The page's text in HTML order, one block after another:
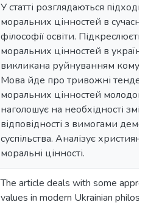
У статті розглядаються
моральних цінностей в
філософії освіти.
моральних цінностей в
викликана руйнуванням
Мова йде про тривожні
моральних цінностей
наголошує на необхідності
відповідності з вимогами
суспільства. Аналізує
моральні цінності.
The article deals with some
values in modern Ukrainian